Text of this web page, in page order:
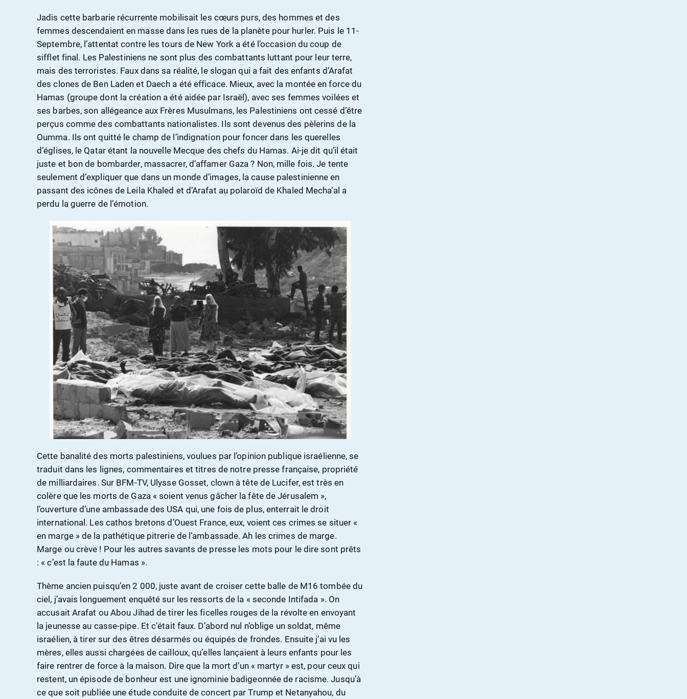
Jadis cette barbarie récurrente mobilisait les cœurs purs, des hommes et des
femmes descendaient en masse dans les rues de la planète pour hurler. Puis le 11-
Septembre, l’attentat contre les tours de New York a été l’occasion du coup de
sifflet final. Les Palestiniens ne sont plus des combattants luttant pour leur terre,
mais des terroristes. Faux dans sa réalité, le slogan qui a fait des enfants d’Arafat
des clones de Ben Laden et Daech a été efficace. Mieux, avec la montée en force du
Hamas (groupe dont la création a été aidée par Israël), avec ses femmes voilées et
ses barbes, son allégeance aux Frères Musulmans, les Palestiniens ont cessé d’être
perçus comme des combattants nationalistes. Ils sont devenus des pèlerins de la
Oumma. Ils ont quitté le champ de l’indignation pour foncer dans les querelles
d’églises, le Qatar étant la nouvelle Mecque des chefs du Hamas. Ai-je dit qu’il était
juste et bon de bombarder, massacrer, d’affamer Gaza ? Non, mille fois. Je tente
seulement d’expliquer que dans un monde d’images, la cause palestinienne en
passant des icônes de Leila Khaled et d’Arafat au polaroïd de Khaled Mecha’al a
perdu la guerre de l’émotion.
Cette banalité des morts palestiniens, voulues par l’opinion publique israélienne, se
traduit dans les lignes, commentaires et titres de notre presse française, propriété
de milliardaires. Sur BFM-TV, Ulysse Gosset, clown à tête de Lucifer, est très en
colère que les morts de Gaza « soient venus gâcher la fête de Jérusalem »,
l’ouverture d’une ambassade des USA qui, une fois de plus, enterrait le droit
international. Les cathos bretons d’Ouest France, eux, voient ces crimes se situer «
en marge » de la pathétique pitrerie de l’ambassade. Ah les crimes de marge.
Marge ou crève ! Pour les autres savants de presse les mots pour le dire sont prêts
: « c’est la faute du Hamas ».
Thème ancien puisqu’en 2 000, juste avant de croiser cette balle de M16 tombée du
ciel, j’avais longuement enquêté sur les ressorts de la « seconde Intifada ». On
accusait Arafat ou Abou Jihad de tirer les ficelles rouges de la révolte en envoyant
la jeunesse au casse-pipe. Et c’était faux. D’abord nul n’oblige un soldat, même
israélien, à tirer sur des êtres désarmés ou équipés de frondes. Ensuite j’ai vu les
mères, elles aussi chargées de cailloux, qu’elles lançaient à leurs enfants pour les
faire rentrer de force à la maison. Dire que la mort d’un « martyr » est, pour ceux qui
restent, un épisode de bonheur est une ignominie badigeonnée de racisme. Jusqu’à
ce que soit publiée une étude conduite de concert par Trump et Netanyahou, du